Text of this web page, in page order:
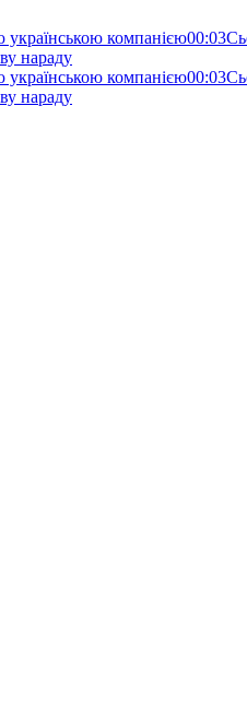
українською компанією00:03
нараду
українською компанією00:03
нараду